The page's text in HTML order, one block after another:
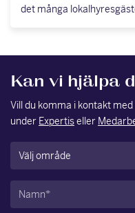
det många
Kan vi hjälpa
Vill du komma i kontakt
under Expertiseller
Område(Obligatoriskt)
Namn(Obligatoriskt)